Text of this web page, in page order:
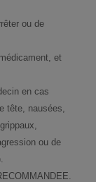
ou de
et
en cas
tête, nausées,
ou de